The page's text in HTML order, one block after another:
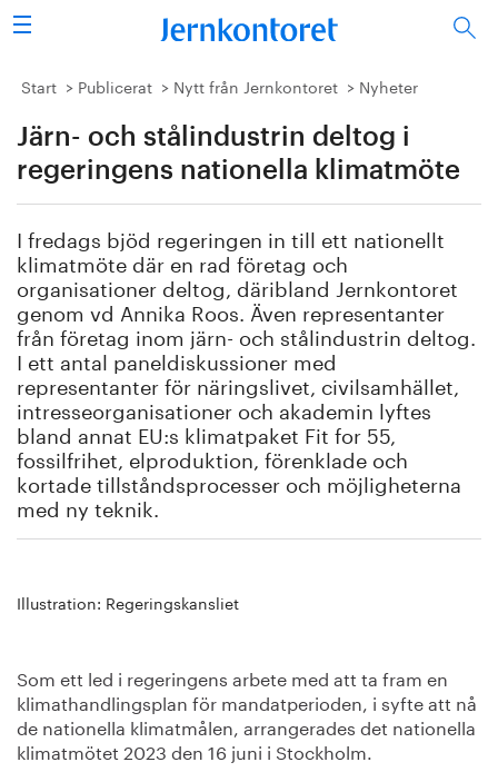
Sök
Stålindustrin
Vision 2050
Energi/miljö
Vi tycker
Publicerat
Bildbank
Om oss
Start Publicerat Nytt från Jernkontoret Nyheter
Järn- och stålindustrin deltog i
regeringens nationella klimatmöte
I fredags bjöd regeringen in till ett nationellt
klimatmöte där en rad företag och
organisationer deltog, däribland Jernkontoret
genom vd Annika Roos. Även representanter
från företag inom järn- och stålindustrin deltog.
I ett antal paneldiskussioner med
representanter för näringslivet, civilsamhället,
intresseorganisationer och akademin lyftes
bland annat EU:s klimatpaket Fit for 55,
fossilfrihet, elproduktion, förenklade och
kortade tillståndsprocesser och möjligheterna
med ny teknik.
Illustration: Regeringskansliet
Som ett led i regeringens arbete med att ta fram en
klimathandlingsplan för mandatperioden, i syfte att nå
de nationella klimatmålen, arrangerades det nationella
klimatmötet 2023 den 16 juni i Stockholm.